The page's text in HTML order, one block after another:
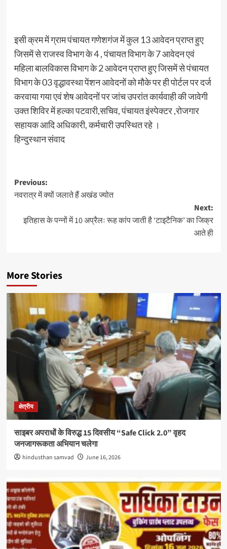
इसी क्रम में ग्राम पंचायत गणेशगंज में कुल 13 आवेदन प्राप्त हुए
जिसमें से राजस्व विभाग के 4 , पंचायत विभाग के 7 आवेदन एवं
महिला बालविकास विभाग के 2 आवेदन प्राप्त हुए जिसमें से पंचायत
विभाग के 03 वृद्धावस्था पेंशन आवेदनों को मौके पर ही पोर्टल पर दर्ज
करवाया गया एवं शेष आवेदनों पर जांच उपरांत कार्यवाही की जावेगी
उक्त शिविर में हल्का पटवारी,सचिव, पंचायत इंस्पेक्टर ,रोजगार
सहायक आदि अधिकारी, कर्मचारी उपस्थित रहे ।
हिन्दुस्थान संवाद
Post
navigation
Previous:
नवरात्र में क्यों जलाते हैं अखंड ज्योत
Next:
इतिहास के पन्नों में 10 अप्रैलः रूह कांप जाती है ‘टाइटैनिक’ का जिक्र
आते ही
More Stories
क्षेत्रीय
साइबर अपराधों के विरुद्ध 15 दिवसीय “Safe Click 2.0” वृहद
जनजागरूकता अभियान चलेगा
hindusthan samvad June 16, 2026